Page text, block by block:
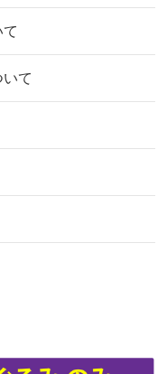
当にありがとう
の子供）の初節
一式で引き取っ
17日(木)
日(木)
日(金)
22日(金)
09日(木)
日(木)
て